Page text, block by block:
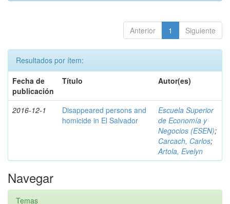
Anterior 1 Siguiente
Resultados por ítem:
Fecha de
publicación
Título Autor(es)
2016-12-1
Disappeared persons and
homicide in El Salvador
Escuela Superior
de Economía y
Negocios (ESEN);
Carcach, Carlos;
Artola, Evelyn
Navegar
Temas